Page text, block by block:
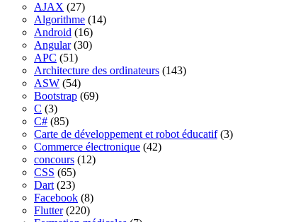
AJAX (27)
Algorithme (14)
Android (16)
Angular(30)
APC (51)
Architecture des ordinateurs (143)
ASW (54)
Bootstrap (69)
C (3)
C# (85)
Carte de développement et robot éducatif(3)
Commerce électronique (42)
concours (12)
CSS (65)
Dart (23)
Facebook (8)
Flutter(220)